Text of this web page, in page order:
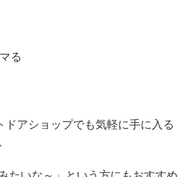
る
ドアショップでも気軽に手に入る